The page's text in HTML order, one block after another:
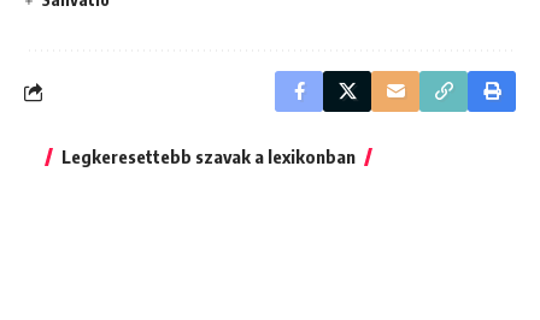
Legkeresettebb szavak a lexikonban